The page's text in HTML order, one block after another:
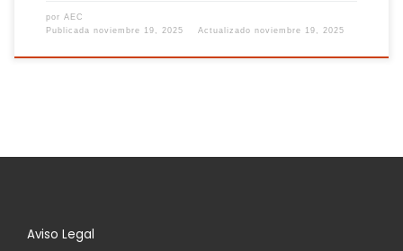
por AEC
Publicada noviembre 19, 2025 Actualizado noviembre 19, 2025
Aviso Legal